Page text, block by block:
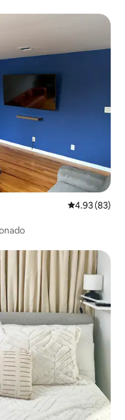
Calificación
4.93 (83)
huéspedes